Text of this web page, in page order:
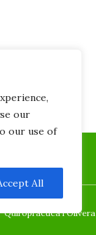
our
our use of
All
Quiropràctica